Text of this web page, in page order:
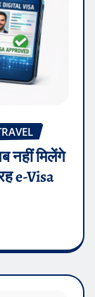
नहीं मिलेंगे
e-Visa